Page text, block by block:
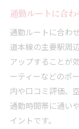
通勤ルートに合
通勤ルートに合わ
道本線の主要駅周
アップすることが
ーティーなどのポ
内や口コミ評価、
通勤時間帯に通い
イントです。